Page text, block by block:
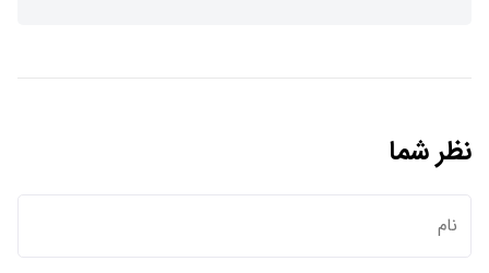
نظر شما